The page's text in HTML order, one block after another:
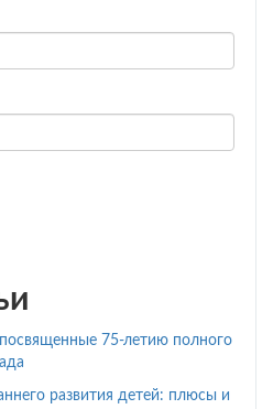
посвященные 75-летию полного
развития детей: плюсы и